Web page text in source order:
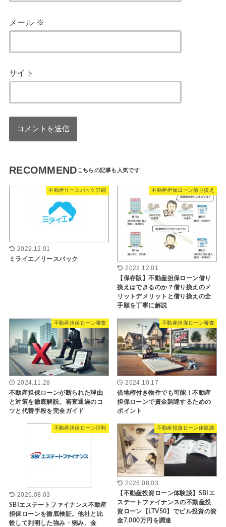
メール ※
サイト
RECOMMEND
不動産リースバック詳細
2022.12.01
ミライエ／リースバック
不動産担保ローン借り換え
2022.12.01
【保存版】不動産担保ローン借り
換えはできるのか？借り換えのメ
リットデメリットと借り換えの全
手順を丁寧に解説
不動産担保ローン審査
2024.11.28
不動産担保ローンが断られた理由
と対策を徹底解説。審査通過のコ
ツと代替手段を完全ガイド
不動産担保ローン審査
2024.10.17
借地権付き物件でも可能！不動産
担保ローンで資金調達するための
ポイント
不動産担保ローン評判
2026.08.03
SBIエステートファイナンス不動産
担保ローンを徹底検証。他社と比
較して判明した強み・弱み、金
不動産投資ローン体験談
2026.08.03
【不動産投資ローン体験談】SBIエ
ステートファイナンスの不動産投
資ローン【LTV50】でビル投資の資
金7,000万円を調達